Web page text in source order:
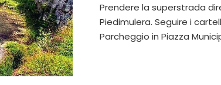
Prendere la superstrada
Piedimulera. Seguire i
Parcheggio in Piazza